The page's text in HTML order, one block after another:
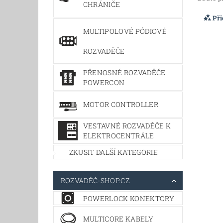
CHRÁNIČE
MULTIPOLOVÉ PÓDIOVÉ
ROZVADĚČE
PŘENOSNÉ ROZVADĚČE
POWERCON
MOTOR CONTROLLER
VESTAVNÉ ROZVADĚČE K
ELEKTROCENTRÁLE
ZKUSIT DALŠÍ KATEGORIE
ROZVADĚČ-SHOP.CZ
POWERLOCK KONEKTORY
MULTICORE KABELY